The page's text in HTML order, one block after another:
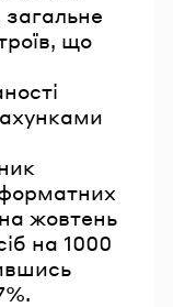
загальне
що
жовтень
на 1000